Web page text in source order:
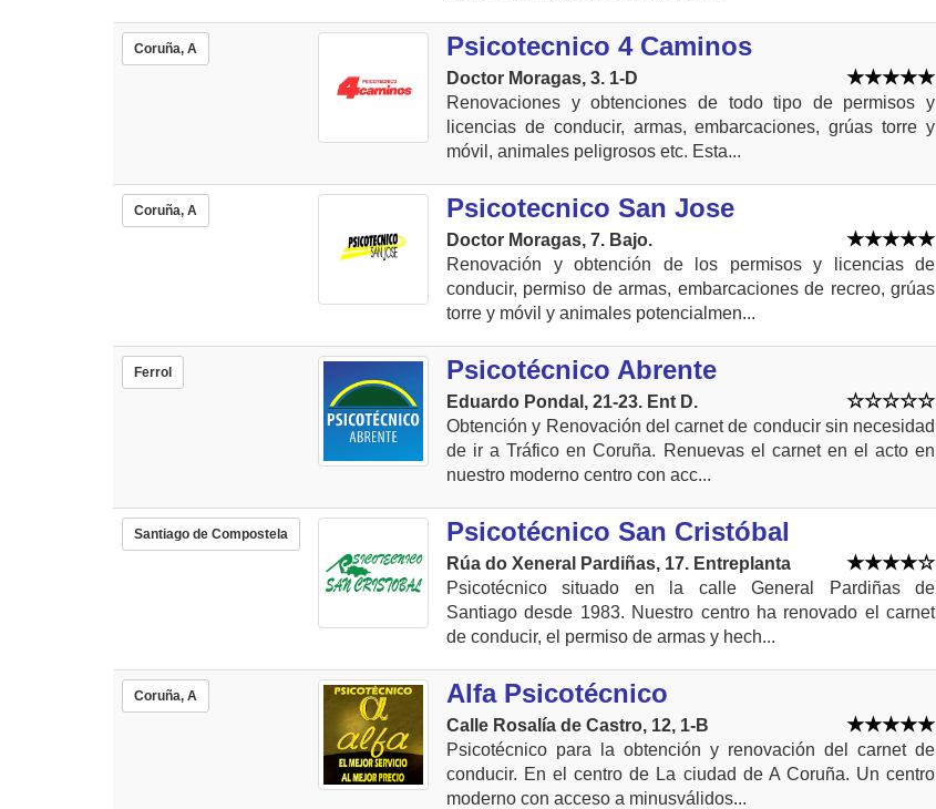
Coruña, A Psicotecnico 4 Caminos
Doctor Moragas, 3. 1-D
Renovaciones y obtenciones de todo tipo de permisos y
licencias de conducir, armas, embarcaciones, grúas torre y
móvil, animales peligrosos etc. Esta...
Coruña, A Psicotecnico San Jose
Doctor Moragas, 7. Bajo.
Renovación y obtención de los permisos y licencias de
conducir, permiso de armas, embarcaciones de recreo, grúas
torre y móvil y animales potencialmen...
Ferrol Psicotécnico Abrente
Eduardo Pondal, 21-23. Ent D.
Obtención y Renovación del carnet de conducir sin necesidad
de ir a Tráfico en Coruña. Renuevas el carnet en el acto en
nuestro moderno centro con acc...
Santiago de Compostela Psicotécnico San Cristóbal
Rúa do Xeneral Pardiñas, 17. Entreplanta
Psicotécnico situado en la calle General Pardiñas de
Santiago desde 1983. Nuestro centro ha renovado el carnet
de conducir, el permiso de armas y hech...
Coruña, A Alfa Psicotécnico
Calle Rosalía de Castro, 12, 1-B
Psicotécnico para la obtención y renovación del carnet de
conducir. En el centro de La ciudad de A Coruña. Un centro
moderno con acceso a minusválidos...